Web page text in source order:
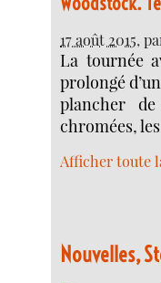
17 août 2015,
La tournée
prolongé
plancher
chromées,
Afficher toute
Nouvelles,